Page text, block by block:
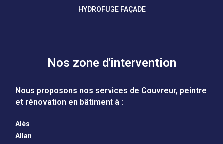
HYDROFUGE FAÇADE
Nos zone d'intervention
Nous proposons nos services de Couvreur, peintre
et rénovation en bâtiment à :
Alès
Allan